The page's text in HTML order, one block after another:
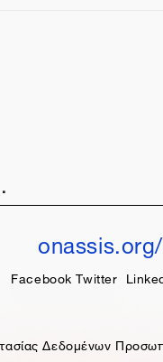
Facebook Twitter
Δεδομένων